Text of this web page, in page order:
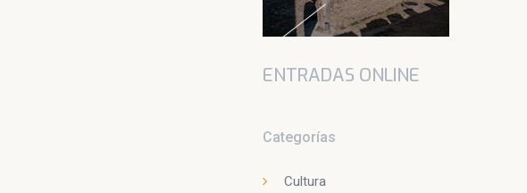
ENTRADAS ONLINE
Categorías
Cultura